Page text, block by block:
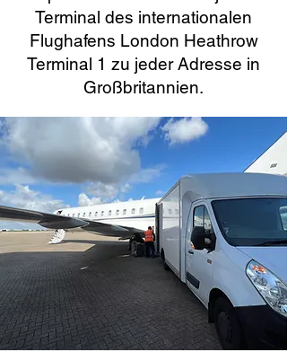
Terminal des internationalen
Flughafens London Heathrow
Terminal 1 zu jeder Adresse in
Großbritannien.